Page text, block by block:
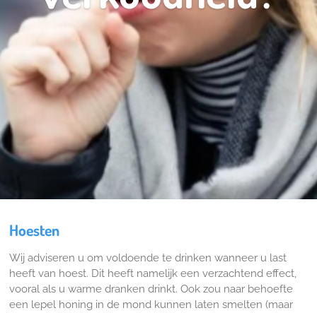
Hoesten
Wij adviseren u om voldoende te drinken wanneer u last
heeft van hoest. Dit heeft namelijk een verzachtend effect,
vooral als u warme dranken drinkt. Ook zou naar behoefte
een lepel honing in de mond kunnen laten smelten (maar